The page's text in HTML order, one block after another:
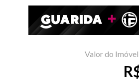
Valor do Imóvel